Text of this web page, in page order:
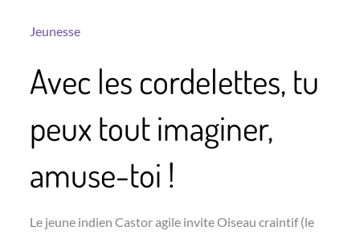
Jeunesse
Avec les cordelettes, tu
peux tout imaginer,
amuse-toi !
Le jeune indien Castor agile invite Oiseau craintif (le